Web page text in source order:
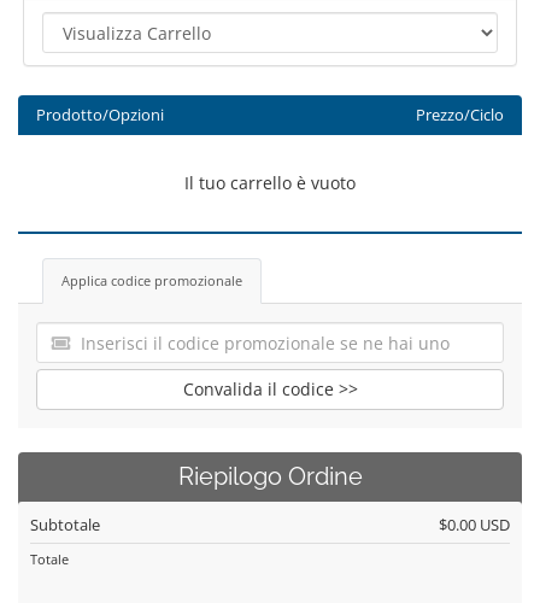
Prodotto/Opzioni Prezzo/Ciclo
Il tuo carrello è vuoto
Applica codice promozionale
Convalida il codice >>
Riepilogo Ordine
Subtotale $0.00 USD
Totale